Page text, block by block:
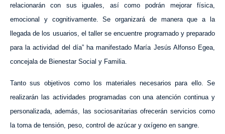
relacionarán con sus iguales, así como podrán mejorar física,
emocional y cognitivamente. Se organizará de manera que a la
llegada de los usuarios, el taller se encuentre programado y preparado
para la actividad del día” ha manifestado María Jesús Alfonso Egea,
concejala de Bienestar Social y Familia.
Tanto sus objetivos como los materiales necesarios para ello. Se
realizarán las actividades programadas con una atención continua y
personalizada, además, las sociosanitarias ofrecerán servicios como
la toma de tensión, peso, control de azúcar y oxígeno en sangre.